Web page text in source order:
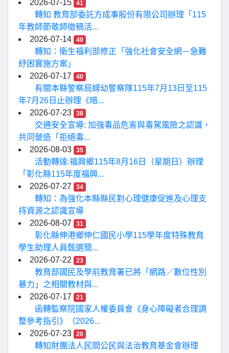
2026-07-15 41
轉知 教育部委託方成事股份有限公司辦理「115
年教師節敬師徵稿活...
2026-07-14
40
轉知：衛生福利部修正「強化社會安全網－急難
紓困實施方案」
2026-07-17
40
有關本縣警察局婦幼警察隊115年7月13日至115
年7月26日止辦理《暗...
2026-07-23
38
交通安全宣導: 加強毒品危害與毒駕風險之認識，
共同營造「拒絕毒...
2026-08-03
35
活動轉達:福興鄉115年8月16日（星期日）辦理
「彰化縣115年度福興...
2026-07-27
34
轉知：為強化本縣縣民對心理健康促進及心理支
持資源之認識宣導
2026-08-07
31
彰化縣伸港鄉伸仁國民小學115學年度特殊教育
學生助理人員甄選簡...
2026-07-22
23
教育部國民及學前教育署已將「網路／數位性別
暴力」之相關教材與...
2026-07-17
21
函轉監察院國家人權委員會《身心障礙者合理調
整參考指引》（2026...
2026-07-23
20
轉知財團法人民間公民與法治教育基金會辦理